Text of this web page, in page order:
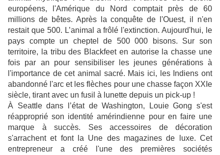
européens, l'Amérique du Nord comptait près de 60
millions de bêtes. Après la conquête de l'Ouest, il n'en
restait que 500. L’animal a frôlé l'extinction. Aujourd'hui, le
pays compte un cheptel de 500 000 bisons. Sur son
territoire, la tribu des Blackfeet en autorise la chasse une
fois par an pour sensibiliser les jeunes générations à
l'importance de cet animal sacré. Mais ici, les Indiens ont
abandonné l'arc et les flèches pour une chasse façon XXIe
siècle, tirant avec un fusil à lunette depuis un pick-up !
À Seattle dans l’état de Washington, Louie Gong s'est
réapproprié son identité amérindienne pour en faire une
marque à succès. Ses accessoires de décoration
s'arrachent et font la Une des magazines de luxe. Cet
entrepreneur a créé l'une des premières sociétés